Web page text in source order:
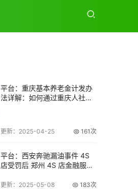
平台：重庆基本养老金计发办
法详解：如何通过重庆人社
更新：2025-04-25 161次
平台：西安奔驰漏油事件 4S
店受罚后 郑州 4S 店金融服务
更新：2025-05-08 183次